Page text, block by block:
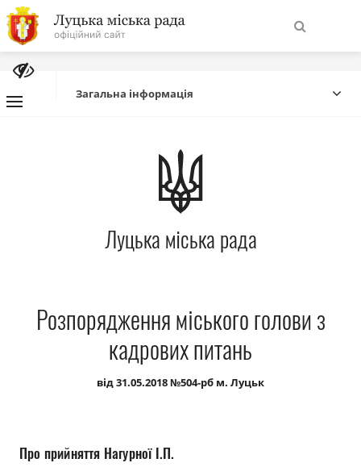
На
головну
Про місто
Міська влада
Міська рада
Публічна інформація
Прозорість влади
Загальна інформація
Луцька міська рада
Розпорядження міського голови з
кадрових питань
від 31.05.2018 №504-рб м. Луцьк
Про прийняття Нагурної І.П.